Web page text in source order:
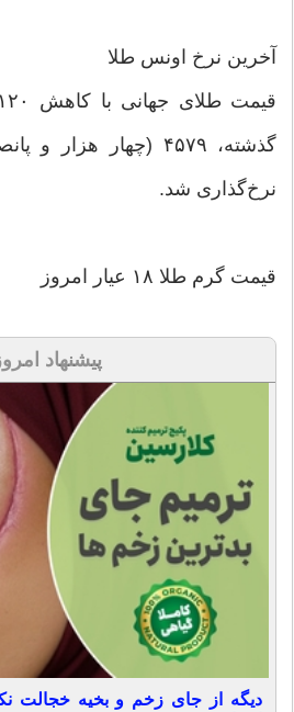
آخرین نرخ اونس طلا
گذشته، ۴۵۷۹ (چهار
نرخ‌گذاری شد.
قیمت گرم طلا ۱۸ عیار امروز
پیشنهاد
دیگه از جای زخم و بخیه خجالت